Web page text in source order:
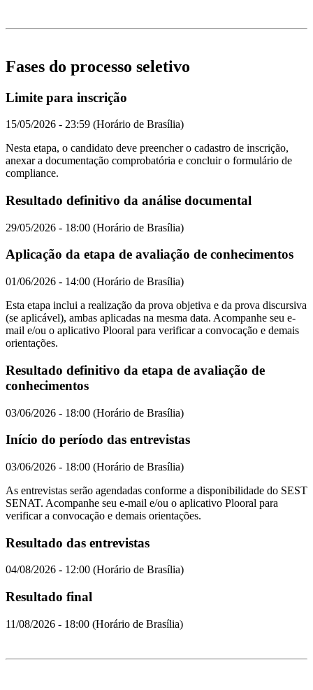
Fases do processo seletivo
Limite para inscrição
15/05/2026 - 23:59 (Horário de Brasília)
Nesta etapa, o candidato deve preencher o cadastro de inscrição,
anexar a documentação comprobatória e concluir o formulário de
compliance.
Resultado definitivo da análise documental
29/05/2026 - 18:00 (Horário de Brasília)
Aplicação da etapa de avaliação de conhecimentos
01/06/2026 - 14:00 (Horário de Brasília)
Esta etapa inclui a realização da prova objetiva e da prova discursiva
(se aplicável), ambas aplicadas na mesma data. Acompanhe seu e-
mail e/ou o aplicativo Plooral para verificar a convocação e demais
orientações.
Resultado definitivo da etapa de avaliação de
conhecimentos
03/06/2026 - 18:00 (Horário de Brasília)
Início do período das entrevistas
03/06/2026 - 18:00 (Horário de Brasília)
As entrevistas serão agendadas conforme a disponibilidade do SEST
SENAT. Acompanhe seu e-mail e/ou o aplicativo Plooral para
verificar a convocação e demais orientações.
Resultado das entrevistas
04/08/2026 - 12:00 (Horário de Brasília)
Resultado final
11/08/2026 - 18:00 (Horário de Brasília)